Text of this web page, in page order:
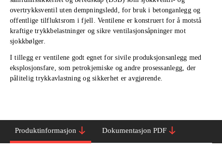
overtrykksventil uten dempningsledd, for bruk i betonganlegg og
offentlige tilfluktsrom i fjell. Ventilene er konstruert for å motstå
kraftige trykkbelastninger og sikre ventilasjonsåpninger mot
sjokkbølger.
I tillegg er ventilene godt egnet for sivile produksjonsanlegg med
eksplosjonsfare, som petrokjemiske og andre prosessanlegg, der
pålitelig trykkavlastning og sikkerhet er avgjørende.
Produktinformasjon Dokumentasjon PDF